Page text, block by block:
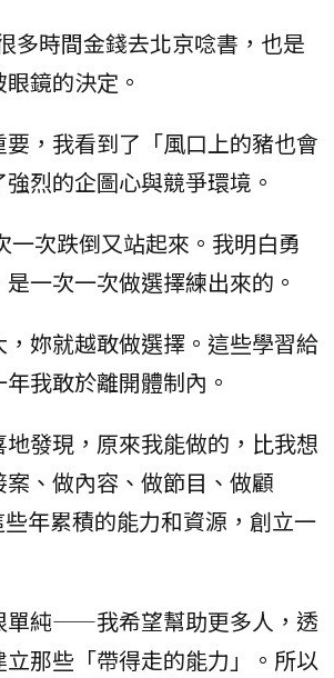
多時間金錢去北京唸書，也是
鏡的決定。
，我看到了「風口上的豬也會
烈的企圖心與競爭環境。
一次跌倒又站起來。我明白勇
一次一次做選擇練出來的。
妳就越敢做選擇。這些學習給
我敢於離開體制內。
發現，原來我能做的，比我想
、做內容、做節目、做顧
年累積的能力和資源，創立一
單純——我希望幫助更多人，透
那些「帶得走的能力」。所以